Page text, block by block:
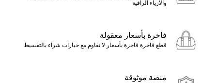
والأزياء الراقية
فاخرة بأسعار معقولة
قطع فاخرة فاخرة بأسعار لا تقاوم مع خيارات شراء بالتقسيط
منصة موثوقة